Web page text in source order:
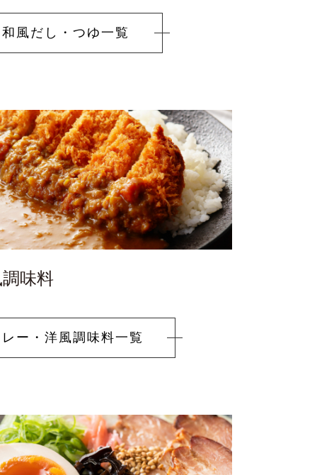
和風だし・つゆ一覧
味料
ー・ 洋風調味料一覧